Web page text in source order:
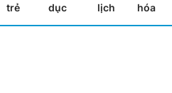
trẻ
dục
lịch
hóa